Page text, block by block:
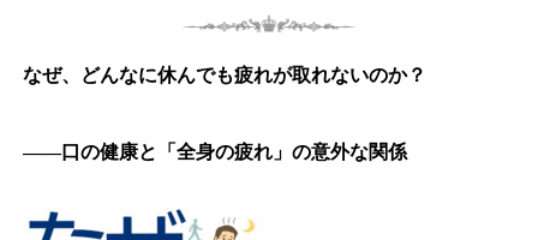
なぜ、どんなに休んでも疲れが取れないのか？
――口の健康と「全身の疲れ」の意外な関係